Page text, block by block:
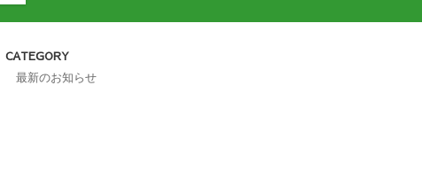
CATEGORY
最新のお知らせ